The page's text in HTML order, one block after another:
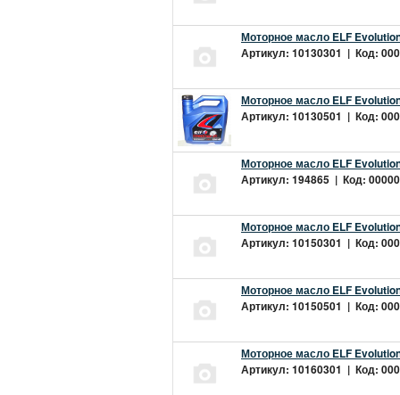
Моторное масло ELF
Артикул: 10130301 | Код:
Моторное масло ELF
Артикул: 10130501 | Код:
Моторное масло ELF
Артикул: 194865 | Код:
Моторное масло ELF
Артикул: 10150301 | Код:
Моторное масло ELF
Артикул: 10150501 | Код:
Моторное масло ELF
Артикул: 10160301 | Код: